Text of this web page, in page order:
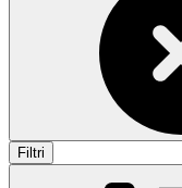
Filtri